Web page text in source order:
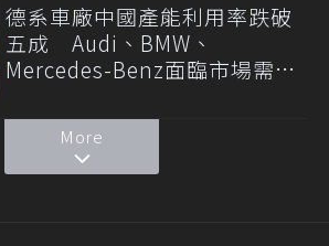
德系車廠中國產能利用率跌破
五成 Audi、BMW、
Mercedes-Benz面臨市場需求
More